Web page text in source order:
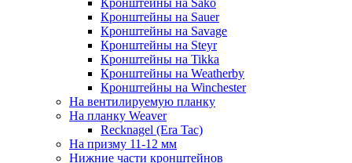
Кронштейны на Sako
Кронштейны на Sauer
Кронштейны на Savage
Кронштейны на Steyr
Кронштейны на Tikka
Кронштейны на Weatherby
Кронштейны на Winchester
На вентилируемую планку
На планку Weaver
Recknagel (Era Tac)
На призму 11-12 мм
Нижние части кронштейнов